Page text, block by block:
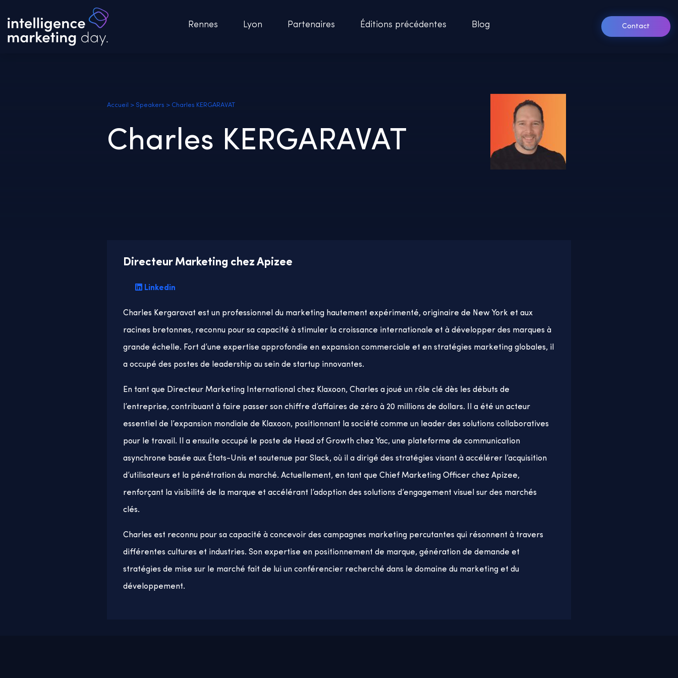
Rennes Lyon Partenaires Éditions précédentes Blog Contact
Accueil > Speakers > Charles KERGARAVAT
Charles KERGARAVAT
Directeur Marketing chez Apizee
Linkedin
Charles Kergaravat est un professionnel du marketing hautement expérimenté, originaire de New York et aux
racines bretonnes, reconnu pour sa capacité à stimuler la croissance internationale et à développer des marques à
grande échelle. Fort d’une expertise approfondie en expansion commerciale et en stratégies marketing globales, il
a occupé des postes de leadership au sein de startup innovantes.
En tant que Directeur Marketing International chez Klaxoon, Charles a joué un rôle clé dès les débuts de
l’entreprise, contribuant à faire passer son chiffre d’affaires de zéro à 20 millions de dollars. Il a été un acteur
essentiel de l’expansion mondiale de Klaxoon, positionnant la société comme un leader des solutions collaboratives
pour le travail. Il a ensuite occupé le poste de Head of Growth chez Yac, une plateforme de communication
asynchrone basée aux États-Unis et soutenue par Slack, où il a dirigé des stratégies visant à accélérer l’acquisition
d’utilisateurs et la pénétration du marché. Actuellement, en tant que Chief Marketing Officer chez Apizee,
renforçant la visibilité de la marque et accélérant l’adoption des solutions d’engagement visuel sur des marchés
clés.
Charles est reconnu pour sa capacité à concevoir des campagnes marketing percutantes qui résonnent à travers
différentes cultures et industries. Son expertise en positionnement de marque, génération de demande et
stratégies de mise sur le marché fait de lui un conférencier recherché dans le domaine du marketing et du
développement.